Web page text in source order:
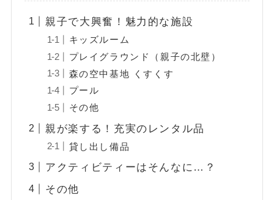
親子で大興奮！魅力的な施設
キッズルーム
プレイグラウンド（親子の北壁）
森の空中基地 くすくす
プール
その他
親が楽する！充実のレンタル品
貸し出し備品
アクティビティーはそんなに…？
その他